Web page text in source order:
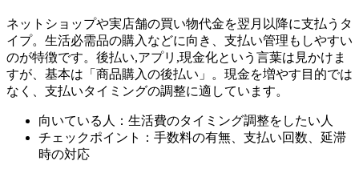
ネットショップや実店舗の買い物代金を翌月以降に支払うタ
イプ。生活必需品の購入などに向き、支払い管理もしやすい
のが特徴です。後払い,アプリ,現金化という言葉は見かけま
すが、基本は「商品購入の後払い」。現金を増やす目的では
なく、支払いタイミングの調整に適しています。
向いている人：生活費のタイミング調整をしたい人
チェックポイント：手数料の有無、支払い回数、延滞
時の対応